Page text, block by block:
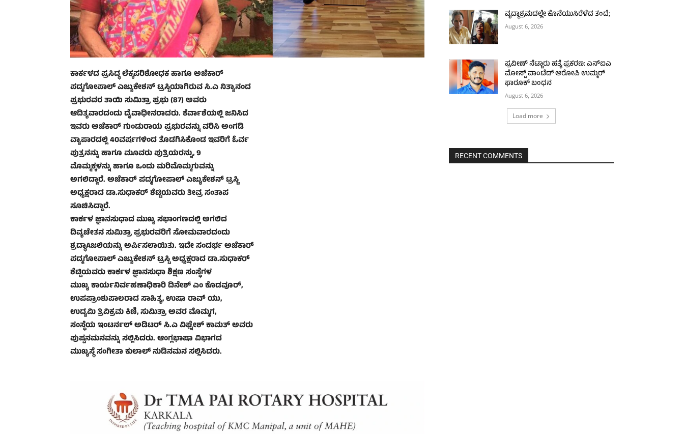
ಕಾರ್ಕಳದ ಪ್ರಸಿದ್ಧ ಲೆಕ್ಕಪರಿಶೋಧಕ ಹಾಗೂ ಅಜೆಕಾರ್
ಪದ್ಮಗೋಪಾಲ್ ಎಜ್ಯುಕೇಶನ್ ಟ್ರಸ್ಟಿಯಾಗಿರುವ ಸಿ.ಎ ನಿತ್ಯಾನಂದ
ಪ್ರಭುರವರ ತಾಯಿ ಸುಮಿತ್ರಾ ಪ್ರಭು (87) ಅವರು
ಆದಿತ್ಯವಾರದಂದು ದೈವಾಧೀನರಾದರು. ಕೆರ್ವಾಶೆಯಲ್ಲಿ ಜನಿಸಿದ
ಇವರು ಅಜೆಕಾರ್ ಗುಂಡುರಾಯ ಪ್ರಭುರವನ್ನು ವರಿಸಿ ಅಂಗಡಿ
ವ್ಯಾಪಾರದಲ್ಲಿ 40ವರ್ಷಗಳಿಂದ ತೊಡಗಿಸಿಕೊಂಡ ಇವರಿಗೆ ಓರ್ವ
ಪುತ್ರನನ್ನು ಹಾಗೂ ಮೂವರು ಪುತ್ರಿಯರನ್ನು, 9
ಮೊಮ್ಮಕ್ಕಳನ್ನು ಹಾಗೂ ಒಂದು ಮರಿಮೊಮ್ಮಗುವನ್ನು
ಅಗಲಿದ್ದಾರೆ. ಅಜೆಕಾರ್ ಪದ್ಮಗೋಪಾಲ್ ಎಜ್ಯುಕೇಶನ್ ಟ್ರಸ್ಟಿ
ಅಧ್ಯಕ್ಷರಾದ ಡಾ.ಸುಧಾಕರ್ ಶೆಟ್ಟಿಯವರು ತೀವ್ರ ಸಂತಾಪ
ಸೂಚಿಸಿದ್ದಾರೆ.
ಕಾರ್ಕಳ ಜ್ಞಾನಸುಧಾದ ಮುಖ್ಯ ಸಭಾಂಗಣದಲ್ಲಿ ಅಗಲಿದ
ದಿವ್ಯಚೇತನ ಸುಮಿತ್ರಾ ಪ್ರಭುರವರಿಗೆ ಸೋಮವಾರದಂದು
ಶ್ರದ್ಧಾAಜಲಿಯನ್ನು ಅರ್ಪಿಸಲಾಯಿತು. ಇದೇ ಸಂದರ್ಭ ಅಜೆಕಾರ್
ಪದ್ಮಗೋಪಾಲ್ ಎಜ್ಯುಕೇಶನ್ ಟ್ರಸ್ಟಿ ಅಧ್ಯಕ್ಷರಾದ ಡಾ.ಸುಧಾಕರ್
ಶೆಟ್ಟಿಯವರು ಕಾರ್ಕಳ ಜ್ಞಾನಸುಧಾ ಶಿಕ್ಷಣ ಸಂಸ್ಥೆಗಳ
ಮುಖ್ಯ ಕಾರ್ಯನಿರ್ವಹಣಾಧಿಕಾರಿ ದಿನೇಶ್ ಎಂ ಕೊಡವೂರ್,
ಉಪಪ್ರಾಂಶುಪಾಲರಾದ ಸಾಹಿತ್ಯ, ಉಷಾ ರಾವ್ ಯು,
ಉದ್ಯಮಿ ತ್ರಿವಿಕ್ರಮ ಕಿಣಿ, ಸುಮಿತ್ರಾ ಅವರ ಮೊಮ್ಮಗ,
ಸಂಸ್ಥೆಯ ಇಂಟರ್ನಲ್ ಅಡಿಟರ್ ಸಿ.ಎ ವಿಘ್ನೇಶ್ ಕಾಮತ್ ಅವರು
ಪುಷ್ಪನಮನವನ್ನು ಸಲ್ಲಿಸಿದರು. ಆಂಗ್ಲಭಾಷಾ ವಿಭಾಗದ
ಮುಖ್ಯಸ್ಥೆ ಸಂಗೀತಾ ಕುಲಾಲ್ ನುಡಿನಮನ ಸಲ್ಲಿಸಿದರು.
ವೃದ್ಧಾಶ್ರಮದಲ್ಲೇ ಕೊನೆಯುಸಿರೆಳೆದ ತಂದೆ;
August 6, 2026
ಪ್ರವೀಣ್ ನೆಟ್ಟಾರು ಹತ್ಯೆ ಪ್ರಕರಣ: ಎನ್‌ಐಎ
ಮೋಸ್ಟ್‌ ವಾಂಟೆಡ್‌ ಆರೋಪಿ ಉಮ್ಮರ್
ಫಾರೂಕ್ ಬಂಧನ
August 6, 2026
Load more
RECENT COMMENTS